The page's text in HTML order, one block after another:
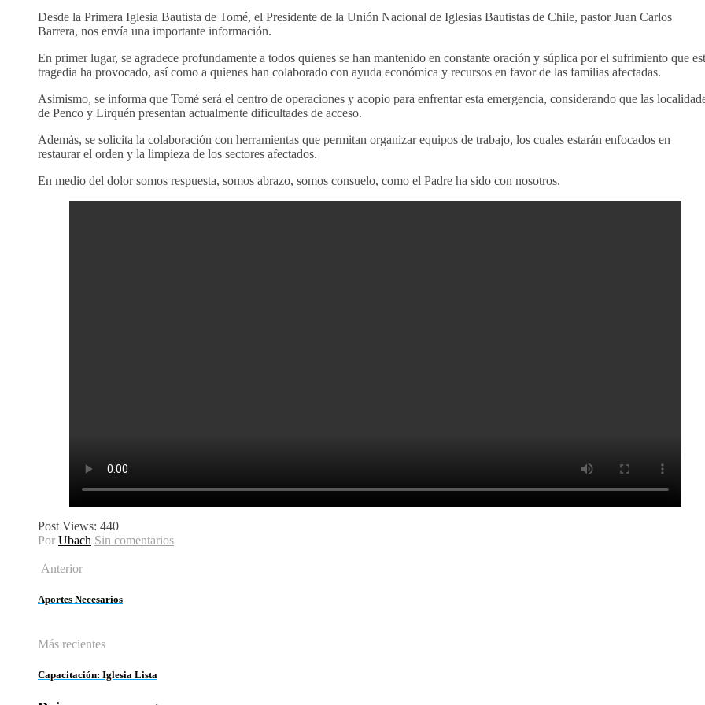
Desde la Primera Iglesia Bautista de Tomé, el Presidente de la Unión Nacional de Iglesias Bautistas de Chile, pastor Juan Carlos
Barrera, nos envía una importante información.
En primer lugar, se agradece profundamente a todos quienes se han mantenido en constante oración y súplica por el sufrimiento que
tragedia ha provocado, así como a quienes han colaborado con ayuda económica y recursos en favor de las familias afectadas.
Asimismo, se informa que Tomé será el centro de operaciones y acopio para enfrentar esta emergencia, considerando que las
de Penco y Lirquén presentan actualmente dificultades de acceso.
Además, se solicita la colaboración con herramientas que permitan organizar equipos de trabajo, los cuales estarán enfocados en
restaurar el orden y la limpieza de los sectores afectados.
En medio del dolor somos respuesta, somos abrazo, somos consuelo, como el Padre ha sido con nosotros.
Post Views: 440
Por Ubach Sin comentarios
Anterior
Aportes Necesarios
Más recientes
Capacitación: Iglesia Lista